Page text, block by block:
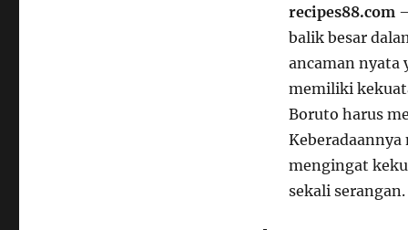
recipes88.com
balik besar
ancaman nyata
memiliki
Boruto harus
mengingat
sekali serangan.